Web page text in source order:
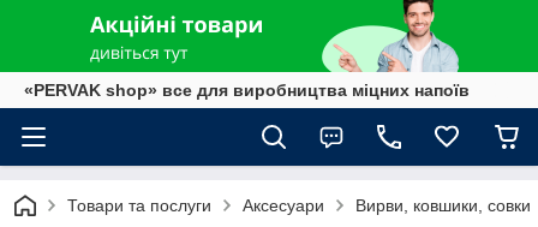
«PERVAK shop» все для виробництва міцних напоїв
Товари та послуги Аксесуари Вирви, ковшики, совки